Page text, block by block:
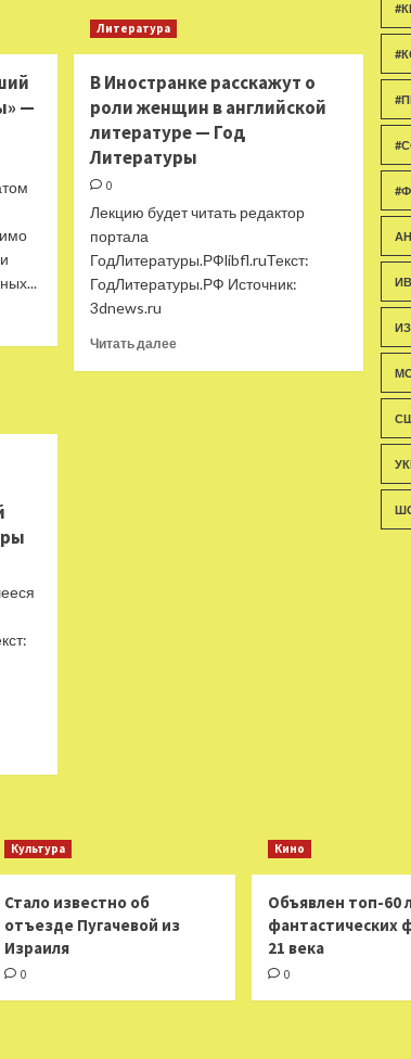
поэт
Андрей
Тавров
—
Литературы
—
Литература
В Иностранке расскажут о
роли женщин в английской
литературе — Год
Литературы
0
Лекцию будет читать редактор
портала
ГодЛитературы.РФlibfl.ruТекст:
ГодЛитературы.РФ Источник:
3dnews.ru
Читать далееПрочитать
Культура
Стало известно об
отъезде Пугачевой из
Израиля
0
Кино
Объявлен топ-60
фантастических
21 века
0